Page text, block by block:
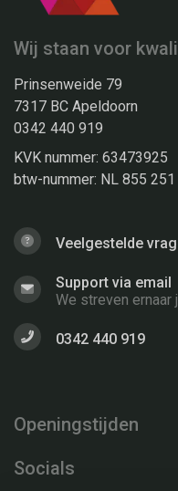
Wij staan voor
Prinsenweide 79
7317 BC Apeldoorn
0342 440 919
KVK nummer: 63473925
btw-nummer: NL 855 251
Veelgestelde
Support via email
We streven ernaar
0342 440 919
Openingstijden
Socials